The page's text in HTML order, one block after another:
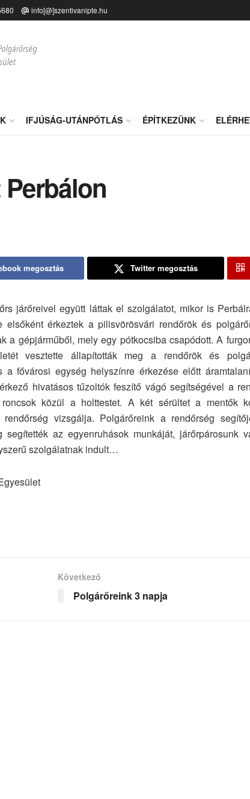
info[@]szentivanipte.hu
IFJÚSÁG-UTÁNPÓTLÁS ÉPÍTKEZÜNK
megosztás Twitter megosztás
járőreivel együtt láttak el szolgálatot, mikor is
érkeztek a pilisvörösvári rendőrök és
a gépjárműből, mely egy pótkocsiba csapódott. A
vesztette állapították meg a rendőrök és
a fővárosi egység helyszínre érkezése előtt
hivatásos tűzoltók feszítő vágó segítségével a
közül a holttestet. A két sérültet a mentők
vizsgálja. Polgárőreink a rendőrség
az egyenruhások munkáját, járőrpárosunk
szolgálatnak indult…
Következő
Polgárőreink 3 napja